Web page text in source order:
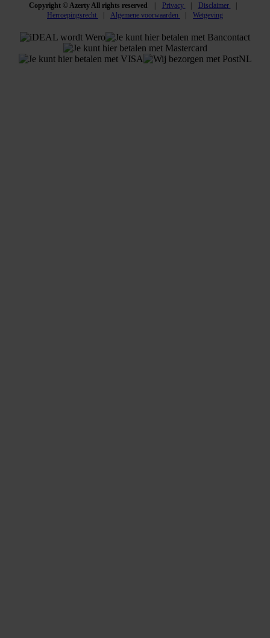
Copyright © Azerty All rights reserved Privacy
Disclaimer
Herroepingsrecht
Algemene voorwaarden Wetgeving